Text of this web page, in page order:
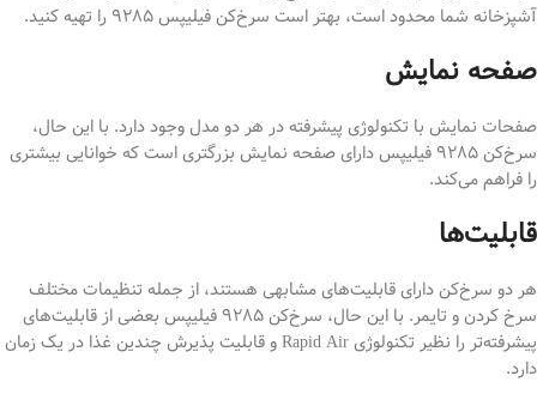
آشپزخانه شما محدود است، بهتر است سرخ‌کن فیلیپس ۹۲۸۵ را تهیه کنید.
صفحه نمایش
صفحات نمایش با تکنولوژی پیشرفته در هر دو مدل وجود دارد. با این حال،
سرخ‌کن ۹۲۸۵ فیلیپس دارای صفحه نمایش بزرگتری است که خوانایی بیشتری
را فراهم می‌کند.
قابلیت‌ها
هر دو سرخ‌کن دارای قابلیت‌های مشابهی هستند، از جمله تنظیمات مختلف
سرخ کردن و تایمر. با این حال، سرخ‌کن ۹۲۸۵ فیلیپس بعضی از قابلیت‌های
پیشرفته‌تر را نظیر تکنولوژی Rapid Air و قابلیت پذیرش چندین غذا در یک زمان
دارد.